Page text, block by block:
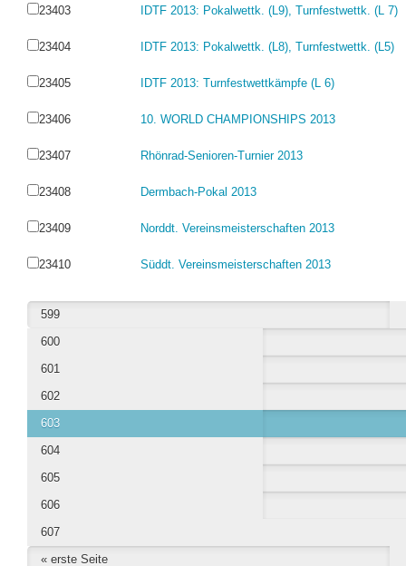
23403
IDTF 2013: Pokalwettk. (L9), Turnfestwettk. (L 7)
23404 IDTF 2013: Pokalwettk. (L8), Turnfestwettk. (L5)
23405 IDTF 2013: Turnfestwettkämpfe (L 6)
23406 10. WORLD CHAMPIONSHIPS 2013
23407 Rhönrad-Senioren-Turnier 2013
23408 Dermbach-Pokal 2013
23409 Norddt. Vereinsmeisterschaften 2013
23410 Süddt. Vereinsmeisterschaften 2013
599
600
601
602
603
604
605
606
607
« erste Seite